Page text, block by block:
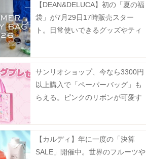
【DEAN&DELUCA】初の「夏の福
袋」が7月29日17時販売スター
ト。日常使いできるグッズやティ
サンリオショップ、今なら3300円
以上購入で「ペーパーバッグ」も
らえる。ピンクのリボンが可愛す
【カルディ】年に一度の「決算
SALE」開催中。世界のフルーツや